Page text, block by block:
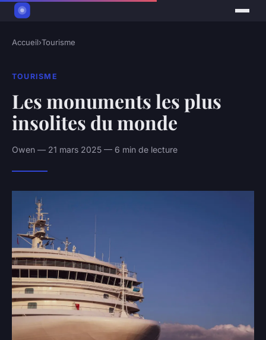
Accueil›Tourisme
TOURISME
Les monuments les plus
insolites du monde
Owen — 21 mars 2025 — 6 min de lecture